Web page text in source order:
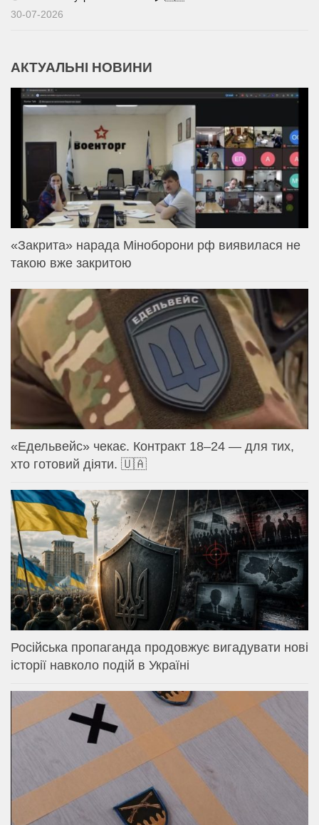
30-07-2026
АКТУАЛЬНІ НОВИНИ
«Закрита» нарада Міноборони рф виявилася не
такою вже закритою
«Едельвейс» чекає. Контракт 18–24 — для тих,
хто готовий діяти. 🇺🇦
Російська пропаганда продовжує вигадувати нові
історії навколо подій в Україні